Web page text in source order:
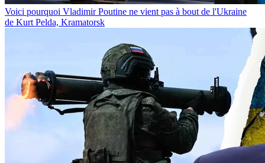
Voici pourquoi Vladimir Poutine ne vient pas à bout de l'Ukraine
de Kurt Pelda, Kramatorsk